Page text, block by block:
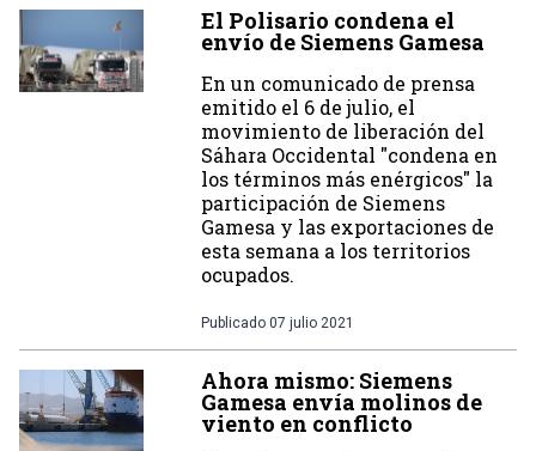
El Polisario condena el
envío de Siemens Gamesa
En un comunicado de prensa
emitido el 6 de julio, el
movimiento de liberación del
Sáhara Occidental "condena en
los términos más enérgicos" la
participación de Siemens
Gamesa y las exportaciones de
esta semana a los territorios
ocupados.
Publicado 07 julio 2021
Ahora mismo: Siemens
Gamesa envía molinos de
viento en conflicto